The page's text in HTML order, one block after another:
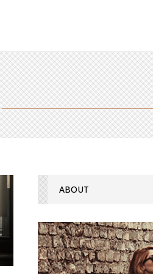
ABOUT